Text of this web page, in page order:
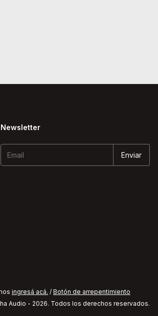
Newsletter
ingresá acá. / Botón de arrepentimiento
Audio - 2026. Todos los derechos reservados.